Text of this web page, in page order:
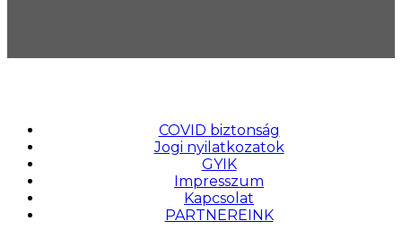
COVID biztonság
Jogi nyilatkozatok
GYIK
Impresszum
Kapcsolat
PARTNEREINK